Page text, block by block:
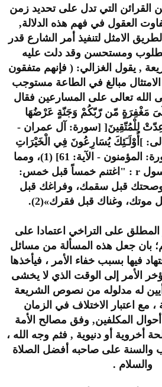
القرائن التي تدل على تحديد زمن
تفاوت العقول في فهم هذه الدلالة,
الامثل لتنفيذ أمر الشارع قدر
مطلوب ومستحسن وقد دلت عليه
, يقول الغزالي: ( فإنهم متفقون
مبالغ في الطاعة مستوجب
الله تعالى على المسارعين فقال
مَغْفِرَةٍ مّن رّبّكُمْ وَجَنّةٍ عَرْضُهَا
لِلْمُتّقِينَ[ [سورة: آل عمران -
تعالى: ]أُوْلَـَئِكَ يُسَارِعُونَ فِي الْخَيْرَاتِ
وَهُمْ لَهَا سَابِقُونَ[ [سورة: المؤمنون - الآية: 61] (1)، ومما
يدل عليه حديث الرسول r : "اغتنم خمساً قبل خمس:
قبل سقمك، وفراغك قبل
موتك، وغناك قبل فقرك»(2).
المطلق على التراخي اعتمادا على
بان جعل هذه المسألة من مسائل
فيها بسبب خفاء الأمر ، فيأخذها
الأمر إلى الوقت الذي لا يخشى
له مدلوله من نصوص الشريعة
مع اعتبار الاختلاف في الزمان
المكلفين, وفق مصالح الأمة
أخروية أو دنيوية , فثم وجه الله ،
والسنة على صاحبه أفضل الصلاة
والسلام .